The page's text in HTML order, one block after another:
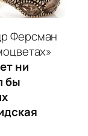
Ферсман
ни
бы